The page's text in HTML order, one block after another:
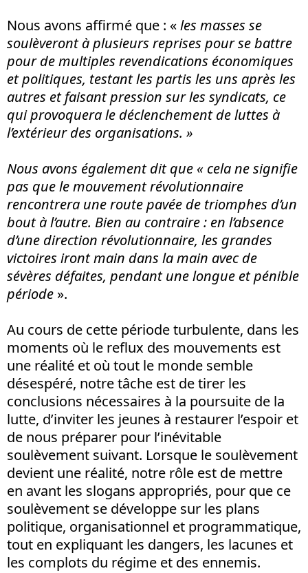
Nous avons affirmé que : «les masses se
soulèveront à plusieurs reprises pour se battre
pour de multiples revendications économiques
et politiques, testant les partis les uns après les
autres et faisant pression sur les syndicats, ce
qui provoquera le déclenchement de luttes à
l’extérieur des organisations. »
Nous avons également dit que « cela ne signifie
pas que le mouvement révolutionnaire
rencontrera une route pavée de triomphes d’un
bout à l’autre. Bien au contraire : en l’absence
d’une direction révolutionnaire, les grandes
victoires iront main dans la main avec de
sévères défaites, pendant une longue et pénible
période ».
Au cours de cette période turbulente, dans les
moments où le reflux des mouvements est
une réalité et où tout le monde semble
désespéré, notre tâche est de tirer les
conclusions nécessaires à la poursuite de la
lutte, d’inviter les jeunes à restaurer l’espoir et
de nous préparer pour l’inévitable
soulèvement suivant. Lorsque le soulèvement
devient une réalité, notre rôle est de mettre
en avant les slogans appropriés, pour que ce
soulèvement se développe sur les plans
politique, organisationnel et programmatique,
tout en expliquant les dangers, les lacunes et
les complots du régime et des ennemis.